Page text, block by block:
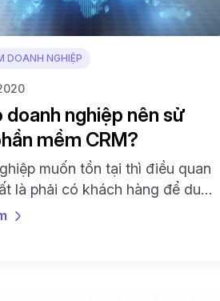
DOANH NGHIỆP
doanh nghiệp nên sử
mềm CRM?
muốn tồn tại thì điều quan
là phải có khách hàng để duy
kinh doanh. Vì vậy mà vấn
lý quan […]